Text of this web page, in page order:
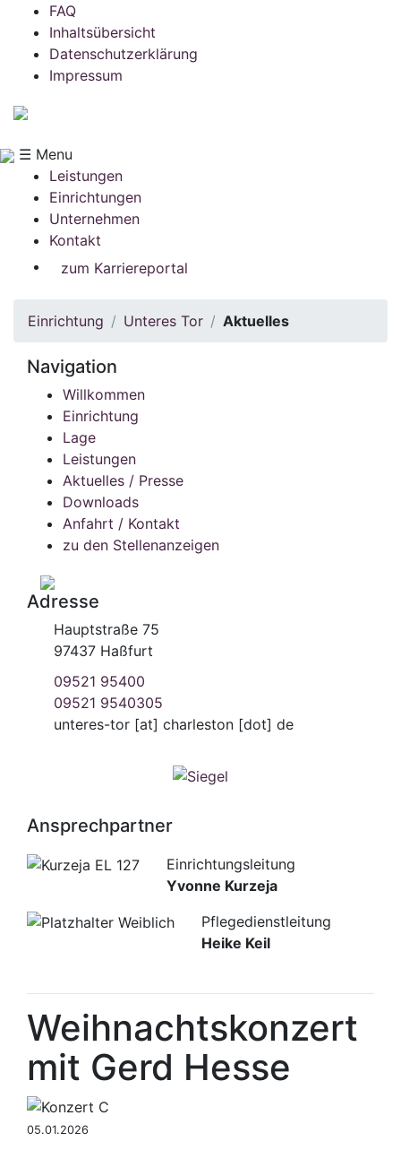
FAQ
Inhaltsübersicht
Datenschutzerklärung
Impressum
☰ Menu
Leistungen
Einrichtungen
Unternehmen
Kontakt
zum Karriereportal
Einrichtung Unteres Tor Aktuelles
Navigation
Willkommen
Einrichtung
Lage
Leistungen
Aktuelles / Presse
Downloads
Anfahrt / Kontakt
zu den Stellenanzeigen
Adresse
Hauptstraße 75
97437 Haßfurt
09521 95400
09521 9540305
unteres-tor [at] charleston [dot] de
Ansprechpartner
Einrichtungsleitung
Yvonne Kurzeja
Pflegedienstleitung
Heike Keil
Weihnachtskonzert
mit Gerd Hesse
05.01.2026